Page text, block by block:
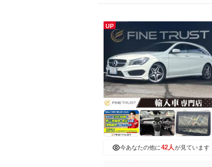
UP
今あなたの他に42人が見ています